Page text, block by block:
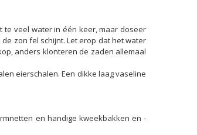
te veel water in één keer, maar doseer
zon fel schijnt. Let erop dat het water
anders klonteren de zaden allemaal
eierschalen. Een dikke laag vaseline
en handige kweekbakken en -